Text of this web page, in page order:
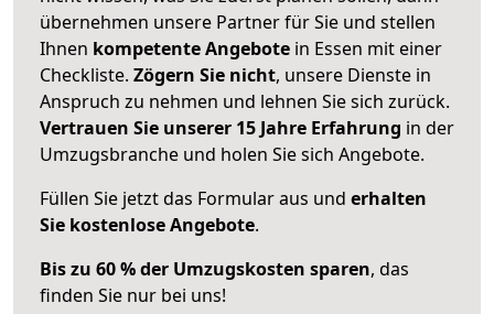
übernehmen unsere Partner für Sie und stellen
Ihnen kompetente Angebote in Essen mit einer
Checkliste. Zögern Sie nicht, unsere Dienste in
Anspruch zu nehmen und lehnen Sie sich zurück.
Vertrauen Sie unserer 15 Jahre Erfahrung in der
Umzugsbranche und holen Sie sich Angebote.
Füllen Sie jetzt das Formular aus und erhalten
Sie kostenlose Angebote.
Bis zu 60 % der Umzugskosten sparen, das
finden Sie nur bei uns!